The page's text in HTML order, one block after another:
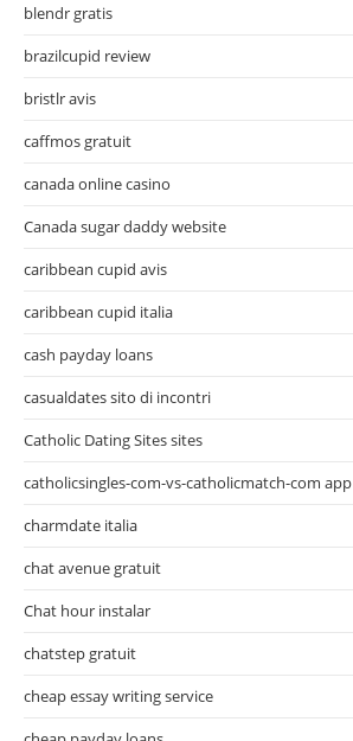
blendr gratis
brazilcupid review
bristlr avis
caffmos gratuit
canada online casino
Canada sugar daddy website
caribbean cupid avis
caribbean cupid italia
cash payday loans
casualdates sito di incontri
Catholic Dating Sites sites
catholicsingles-com-vs-catholicmatch-com app
charmdate italia
chat avenue gratuit
Chat hour instalar
chatstep gratuit
cheap essay writing service